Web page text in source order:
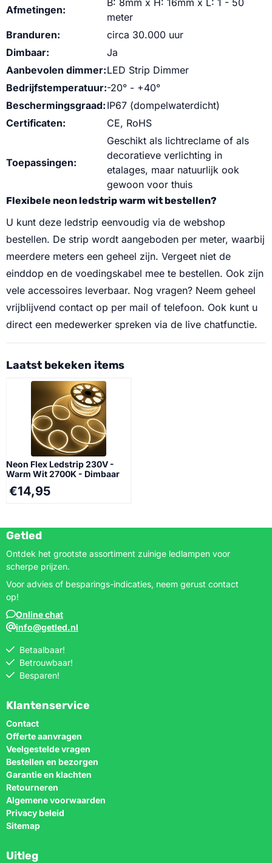
Afmetingen:
B: 8mm x H: 16mm x L: 1 - 50
meter
Branduren:
circa 30.000 uur
Dimbaar:
Ja
Aanbevolen dimmer:LED Strip Dimmer
Bedrijfstemperatuur:-20° - +40°
Beschermingsgraad: IP67 (dompelwaterdicht)
Certificaten:
CE, RoHS
Toepassingen:
Geschikt als lichtreclame of als
decoratieve verlichting in
etalages, maar natuurlijk ook
gewoon voor thuis
Flexibele neon ledstrip warm wit bestellen?
U kunt deze ledstrip eenvoudig via de webshop
bestellen. De strip wordt aangeboden per meter, waarbij
meerdere meters een geheel zijn. Vergeet niet de
einddop en de voedingskabel mee te bestellen. Ook zijn
vele accessoires leverbaar. Nog vragen? Neem geheel
vrijblijvend contact op per mail of telefoon. Ook kunt u
direct een medewerker spreken via de live chatfunctie.
Laatst bekeken items
Neon Flex Ledstrip 230V -
Warm Wit 2700K - Dimbaar
€14,95
Getled
Ontdek het grootste assortiment zuinige ledlampen voor
scherpe prijzen.
Voor advies of besparings-indicaties, neem gerust contact
op!
Online chat
info@getled.nl
Betaalbaar!
Betrouwbaar!
Besparen!
Klantenservice
Contact
Offerte aanvragen
Veelgestelde vragen
Bestellen en bezorgen
Garantie en klachten
Retourneren
Algemene voorwaarden
Privacy beleid
Sitemap
Uitleg